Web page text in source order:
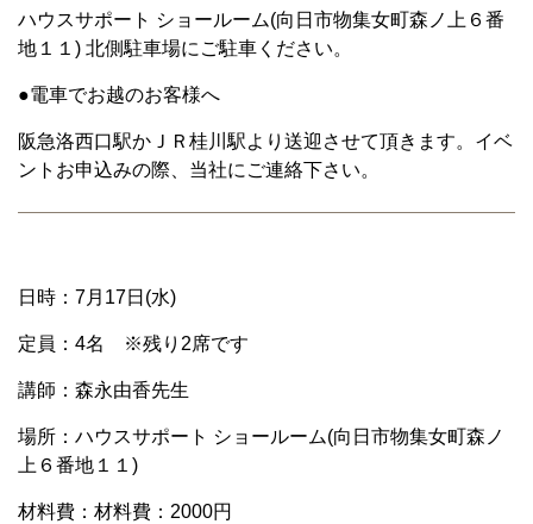
ハウスサポート ショールーム(向日市物集女町森ノ上６番
地１１) 北側駐車場にご駐車ください。
●電車でお越のお客様へ
阪急洛西口駅かＪＲ桂川駅より送迎させて頂きます。イベ
ントお申込みの際、当社にご連絡下さい。
日時：7月17日(水)
定員：4名 ※残り2席です
講師：森永由香先生
場所：ハウスサポート ショールーム(向日市物集女町森ノ
上６番地１１)
材料費：材料費：2000円